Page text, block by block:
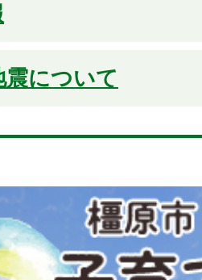
震について